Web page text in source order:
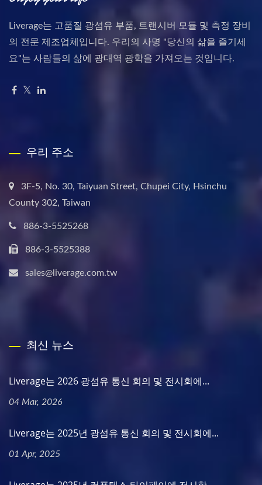
Liverage는 고품질 광섬유 부품, 트랜시버 모듈 및 측정 장비
의 전문 제조업체입니다. 우리의 사명 "당신의 삶을 즐기세
요"는 사람들의 삶에 광대역 광학을 가져오는 것입니다.
우리 주소
3F-5, No. 30, Taiyuan Street, Chupei City, Hsinchu
County 302, Taiwan
886-3-5525268
886-3-5525388
sales@liverage.com.tw
최신 뉴스
Liverage는 2026 광섬유 통신 회의 및 전시회에...
04 Mar, 2026
Liverage는 2025년 광섬유 통신 회의 및 전시회에...
01 Apr, 2025